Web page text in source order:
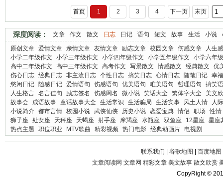
首页 1 2 3 4 下一页 末页
深度阅读： 文章 作文 散文 日志 日记 语句 短文 故事 生活 小说
原创文章 爱情文章 亲情文章 友情文章 励志文章 校园文章 伤感文章
人生
小学二年级作文
小学三年级作文 小学四年级作文 小学五年级作文
小学六年
高中二年级作文
高中三年级作文 高考作文 写景散文 情感散文 经典散文
优
伤心日志 经典日志 非主流日志 个性日志 搞笑日志 心情日志 随笔日记 幸
悠闲日记
随感日记 爱情语句 伤感语句 优美语句 唯美语句 哲理语句
搞笑
人生格言 名言佳句 励志签名 伤感网名 微小说 笑话大全 繁体字大全 美文
故事会
成语故事 童话故事大全 生活常识 生活骗局 生活实事 风土人情
人
小说简介 都市言情 校园小说 武侠仙侠 历史小说 恋爱宝典 情侣 职场
性情
狮子座 处女座 天秤座 天蝎座 射手座 摩羯座 水瓶座 双鱼座 12星座 星座
热点主题
职位职业 MTV歌曲 精彩视频 热门电影 经典动画片 电视剧
联系我们 谷歌地图 百度地图
文章阅读网 文章网 精彩文章 美文故事 散文欣赏
CopyRight ©